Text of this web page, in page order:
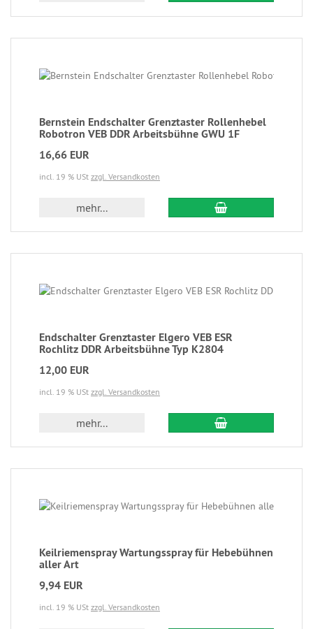
Bernstein Endschalter Grenztaster Rollenhebel
Robotron VEB DDR Arbeitsbühne GWU 1F
16,66 EUR
incl. 19 % USt zzgl. Versandkosten
mehr...
Endschalter Grenztaster Elgero VEB ESR
Rochlitz DDR Arbeitsbühne Typ K2804
12,00 EUR
incl. 19 % USt zzgl. Versandkosten
mehr...
Keilriemenspray Wartungsspray für Hebebühnen
aller Art
9,94 EUR
incl. 19 % USt zzgl. Versandkosten